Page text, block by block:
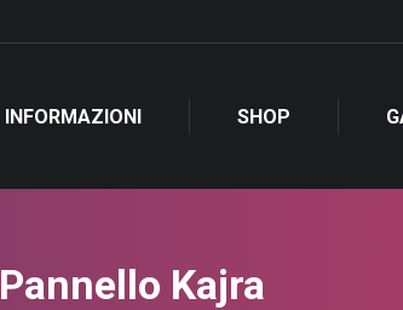
INFORMAZIONI SHOP
Pannello Kajra